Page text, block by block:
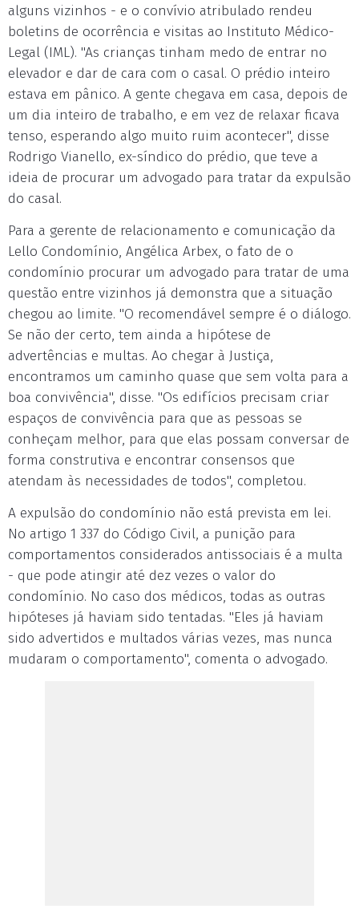
alguns vizinhos - e o convívio atribulado rendeu
boletins de ocorrência e visitas ao Instituto Médico-
Legal (IML). "As crianças tinham medo de entrar no
elevador e dar de cara com o casal. O prédio inteiro
estava em pânico. A gente chegava em casa, depois de
um dia inteiro de trabalho, e em vez de relaxar ficava
tenso, esperando algo muito ruim acontecer", disse
Rodrigo Vianello, ex-síndico do prédio, que teve a
ideia de procurar um advogado para tratar da expulsão
do casal.
Para a gerente de relacionamento e comunicação da
Lello Condomínio, Angélica Arbex, o fato de o
condomínio procurar um advogado para tratar de uma
questão entre vizinhos já demonstra que a situação
chegou ao limite. "O recomendável sempre é o diálogo.
Se não der certo, tem ainda a hipótese de
advertências e multas. Ao chegar à Justiça,
encontramos um caminho quase que sem volta para a
boa convivência", disse. "Os edifícios precisam criar
espaços de convivência para que as pessoas se
conheçam melhor, para que elas possam conversar de
forma construtiva e encontrar consensos que
atendam às necessidades de todos", completou.
A expulsão do condomínio não está prevista em lei.
No artigo 1 337 do Código Civil, a punição para
comportamentos considerados antissociais é a multa
- que pode atingir até dez vezes o valor do
condomínio. No caso dos médicos, todas as outras
hipóteses já haviam sido tentadas. "Eles já haviam
sido advertidos e multados várias vezes, mas nunca
mudaram o comportamento", comenta o advogado.